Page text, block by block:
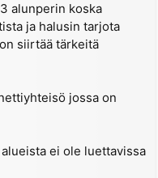
alunperin koska
ja halusin tarjota
siirtää tärkeitä
jossa on
ei ole luettavissa